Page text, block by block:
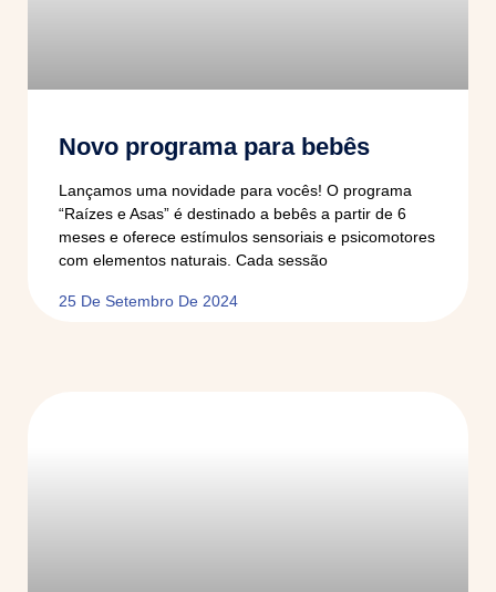
Novo programa para bebês
Lançamos uma novidade para vocês! O programa
“Raízes e Asas” é destinado a bebês a partir de 6
meses e oferece estímulos sensoriais e psicomotores
com elementos naturais. Cada sessão
25 De Setembro De 2024